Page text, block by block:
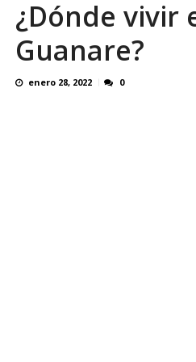
Familiares
¿Dónde vivir
Guanare?
enero 28, 2022 0